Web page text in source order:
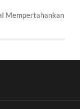
Mempertahankan